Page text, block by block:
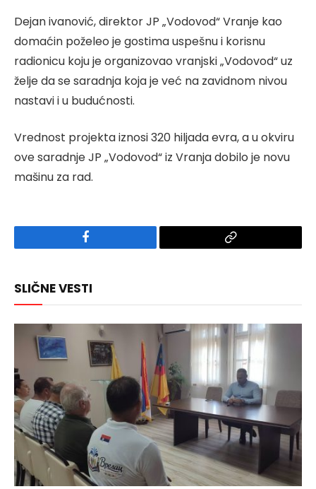
Dejan ivanović, direktor JP „Vodovod“ Vranje kao
domaćin poželeo je gostima uspešnu i korisnu
radionicu koju je organizovao vranjski „Vodovod“ uz
želje da se saradnja koja je već na zavidnom nivou
nastavi i u budućnosti.
Vrednost projekta iznosi 320 hiljada evra, a u okviru
ove saradnje JP „Vodovod“ iz Vranja dobilo je novu
mašinu za rad.
Facebook
Copy
SLIČNE VESTI